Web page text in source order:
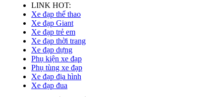
LINK HOT:
Xe đạp thể thao
Xe đạp Giant
Xe đạp trẻ em
Xe đạp thời trang
Xe đạp dựng
Phụ kiện xe đạp
Phụ tùng xe đạp
Xe đạp địa hình
Xe đạp đua